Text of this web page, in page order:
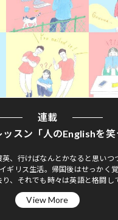
連載
スン「人のEnglishを笑
、行けばなんとかなると思いつ
ギリス生活。帰国後はせっかく
、それでも時々は英語と格闘し
くなりたいから、恥を忍んで今日
下手でもいいじゃない、やろうと
View More